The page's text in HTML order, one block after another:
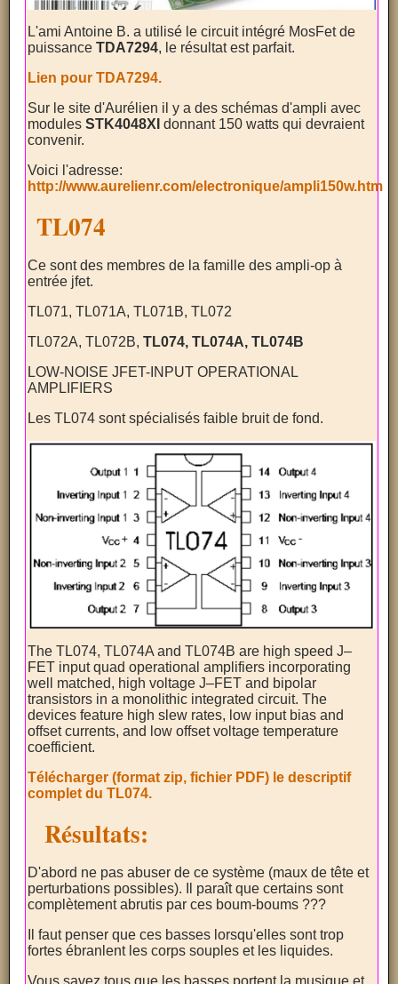
L'ami Antoine B. a utilisé le circuit intégré MosFet de
puissanceTDA7294, le résultat est parfait.
Lien pour TDA7294.
Sur le site d'Aurélien il y a des schémas d'ampli avec
modulesSTK4048XI donnant 150 watts qui devraient
convenir.
Voici l'adresse:
http://www.aurelienr.com/electronique/ampli150w.htm
TL074
Ce sont des membres de la famille des ampli-op à
entrée jfet.
TL071, TL071A, TL071B, TL072
TL072A, TL072B,TL074, TL074A, TL074B
LOW-NOISE JFET-INPUT OPERATIONAL
AMPLIFIERS
Les TL074 sont spécialisés faible bruit de fond.
The TL074, TL074A and TL074B are high speed J–
FET input quad operational amplifiers incorporating
well matched, high voltage J–FET and bipolar
transistors in a monolithic integrated circuit. The
devices feature high slew rates, low input bias and
offset currents, and low offset voltage temperature
coefficient.
Télécharger (format zip, fichier PDF) le descriptif
complet du TL074.
Résultats:
D'abord ne pas abuser de ce système (maux de tête et
perturbations possibles). Il paraît que certains sont
complètement abrutis par ces boum-boums ???
Il faut penser que ces basses lorsqu'elles sont trop
fortes ébranlent les corps souples et les liquides.
Vous savez tous que les basses portent la musique et